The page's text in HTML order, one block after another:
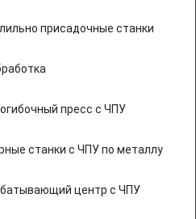
присадочные станки
пресс с ЧПУ
станки с ЧПУ по металлу
центр с ЧПУ